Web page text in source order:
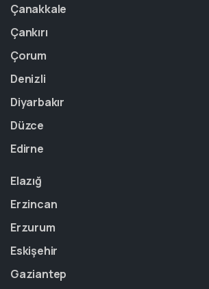
Çanakkale
Çankırı
Çorum
Denizli
Diyarbakır
Düzce
Edirne
Elazığ
Erzincan
Erzurum
Eskişehir
Gaziantep